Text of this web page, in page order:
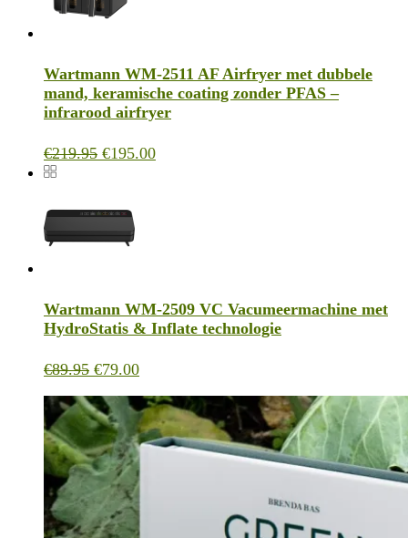
Wartmann WM-2511 AF Airfryer met dubbele
mand, keramische coating zonder PFAS –
infrarood airfryer
€219.95 Oorspronkelijke
€219.95.
€195.00Huidige
Wartmann WM-2509 VC Vacumeermachine met
HydroStatis & Inflate technologie
€89.95 Oorspronkelijke
was:
€89.95.
€79.00Huidige
is:
€79.00.